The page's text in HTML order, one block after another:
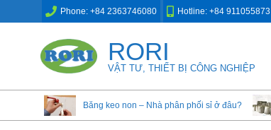
to
Phone: +84 2363746080 Hotline: +84 911055873
RORI
VẬT TƯ, THIẾT BỊ CÔNG NGHIỆP
Băng keo non – Nhà phân phối sỉ ở đâu?